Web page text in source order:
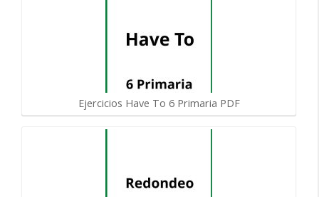
Ejercicios Have To 6 Primaria PDF